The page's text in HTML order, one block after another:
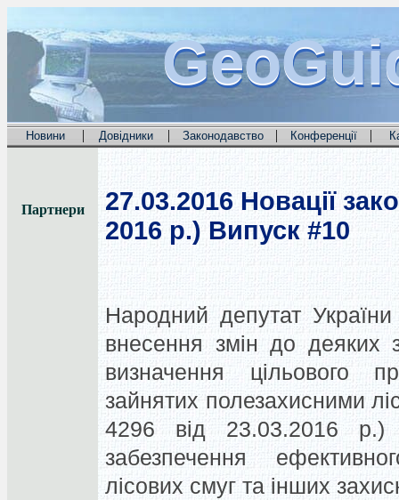
Новини | Довідники | Законодавство | Конференції |
Партнери 27.03.2016 Новації
2016 р.) Випуск #10
Народний депутат
внесення змін до деяких
визначення цільового
зайнятих полезахисними
4296 від 23.03.2016 р.)
забезпечення
лісових смуг та інших